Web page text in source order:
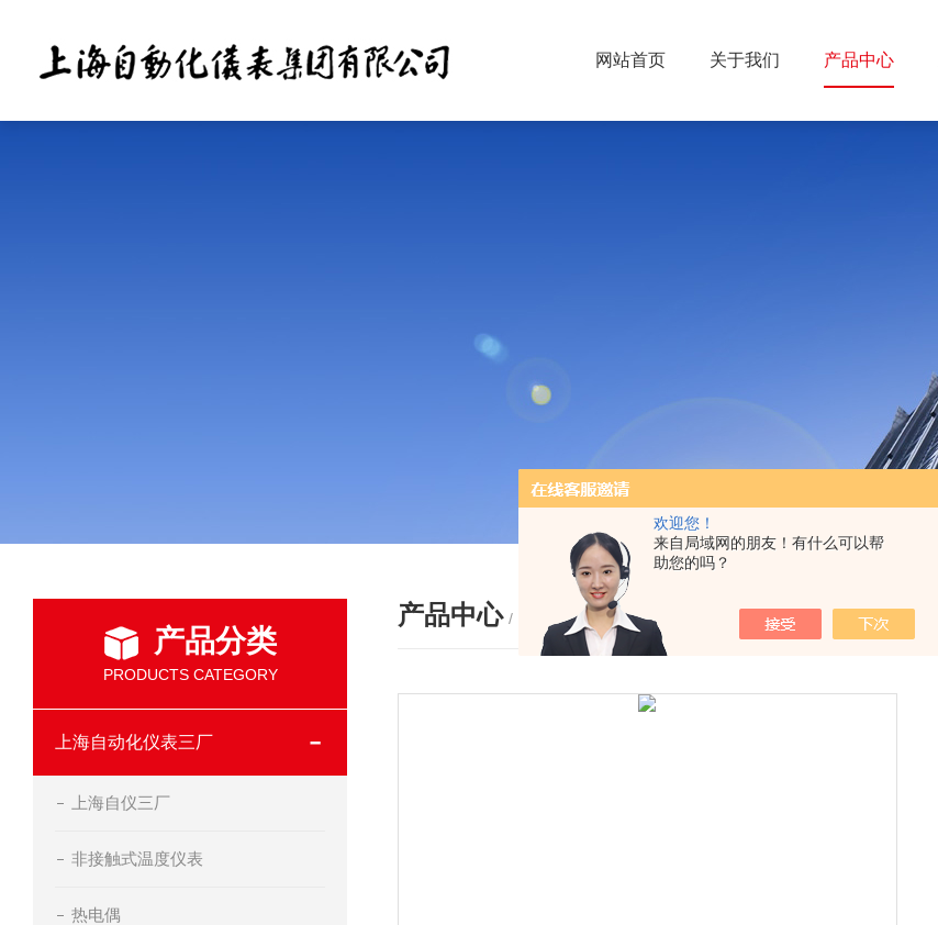
欢迎您！
来自局域网的朋友！有什么可以帮
助您的吗？
网站首页 关于我们 产品中心
产品分类
PRODUCTS CATEGORY
上海自动化仪表三厂
上海自仪三厂
非接触式温度仪表
热电偶
产品中心 / PRODUCTS 您的位置：首页 -